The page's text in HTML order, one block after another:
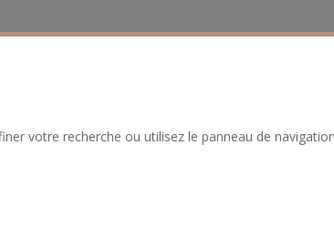
votre recherche ou utilisez le panneau de